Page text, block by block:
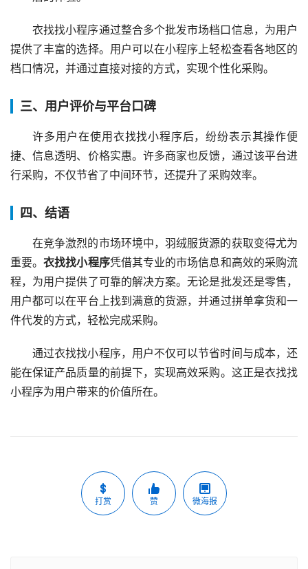
衣找找小程序通过整合多个批发市场档口信息，为用户
提供了丰富的选择。用户可以在小程序上轻松查看各地区的
档口情况，并通过直接对接的方式，实现个性化采购。
三、用户评价与平台口碑
许多用户在使用衣找找小程序后，纷纷表示其操作便
捷、信息透明、价格实惠。许多商家也反馈，通过该平台进
行采购，不仅节省了中间环节，还提升了采购效率。
四、结语
在竞争激烈的市场环境中，羽绒服货源的获取变得尤为
重要。衣找找小程序凭借其专业的市场信息和高效的采购流
程，为用户提供了可靠的解决方案。无论是批发还是零售，
用户都可以在平台上找到满意的货源，并通过拼单拿货和一
件代发的方式，轻松完成采购。
通过衣找找小程序，用户不仅可以节省时间与成本，还
能在保证产品质量的前提下，实现高效采购。这正是衣找找
小程序为用户带来的价值所在。
打赏 赞 微海报